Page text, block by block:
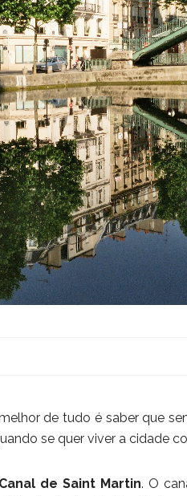
de tudo é saber que
se quer viver a cidade
Canal de Saint Martin. O